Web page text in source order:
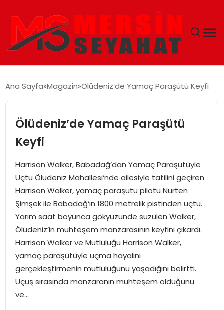
EKONOMI
EĞITIM
GÜNCEL
Ana Sayfa Magazin Ölüdeniz’de Yamaç Paraşütü Keyfi
Ölüdeniz’de Yamaç Paraşütü
Keyfi
Harrison Walker, Babadağ’dan Yamaç Paraşütüyle
Uçtu Ölüdeniz Mahallesi‘nde ailesiyle tatilini geçiren
Harrison Walker, yamaç paraşütü pilotu Nurten
Şimşek ile Babadağ‘ın 1800 metrelik pistinden uçtu.
Yarım saat boyunca gökyüzünde süzülen Walker,
Ölüdeniz’in muhteşem manzarasının keyfini çıkardı.
Harrison Walker ve Mutluluğu Harrison Walker,
yamaç paraşütüyle uçma hayalini
gerçekleştirmenin mutluluğunu yaşadığını belirtti.
Uçuş sırasında manzaranın muhteşem olduğunu
ve…